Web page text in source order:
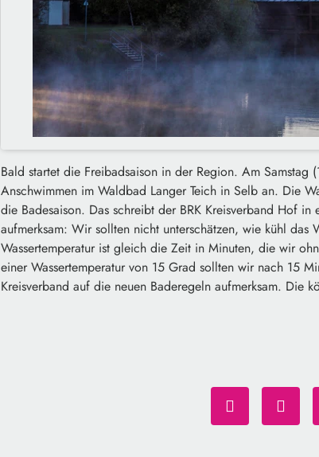
Bald startet die Freibadsaison in der Region. Am Samstag
Anschwimmen im Waldbad Langer Teich in Selb an. Die
die Badesaison. Das schreibt der BRK Kreisverband Hof
aufmerksam: Wir sollten nicht unterschätzen, wie kühl das
Wassertemperatur ist gleich die Zeit in Minuten, die wir
einer Wassertemperatur von 15 Grad sollten wir nach 15
Kreisverband auf die neuen Baderegeln aufmerksam. Die